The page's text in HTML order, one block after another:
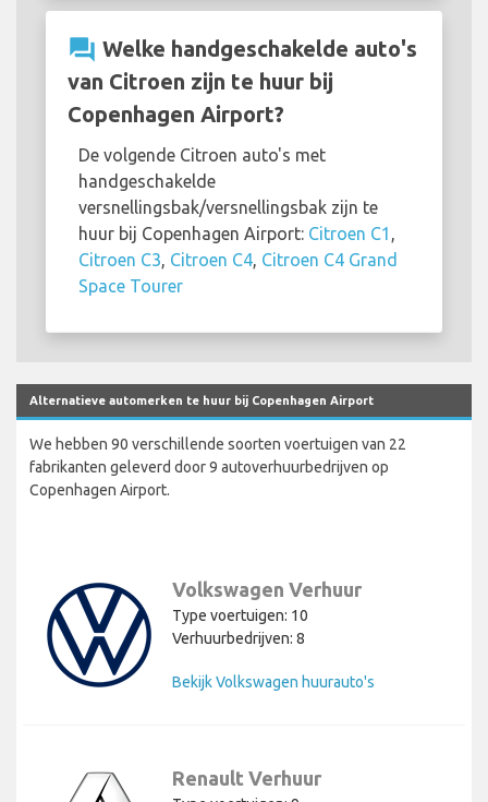
question_answer Welke handgeschakelde auto's
van Citroen zijn te huur bij
Copenhagen Airport?
De volgende Citroen auto's met
handgeschakelde
versnellingsbak/versnellingsbak zijn te
huur bij Copenhagen Airport: Citroen C1
Citroen C3 Citroen C4 Citroen C4 Grand
Space Tourer
Alternatieve automerken te huur bij Copenhagen Airport
We hebben 90 verschillende soorten voertuigen van 22
fabrikanten geleverd door 9 autoverhuurbedrijven op
Copenhagen Airport.
Volkswagen Verhuur
Type voertuigen: 10
Verhuurbedrijven: 8
Bekijk Volkswagen huurauto's
Renault Verhuur